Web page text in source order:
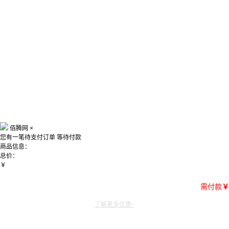
佰腾网 ×
您有一笔待支付订单 等待付款
商品信息：
总价：
￥
需付款￥
了解更多优惠~